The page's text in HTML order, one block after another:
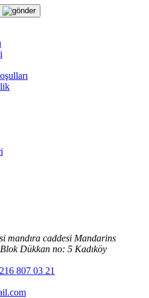
mandıra caddesi Mandarins
Dükkan no: 5 Kadıköy
807 03 21